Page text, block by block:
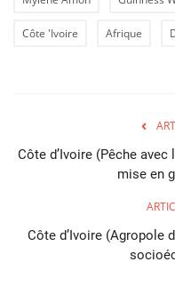
Côte 'Ivoire Afrique
Côte d’Ivoire (Pêche
mise en
Côte d’Ivoire (Agropole